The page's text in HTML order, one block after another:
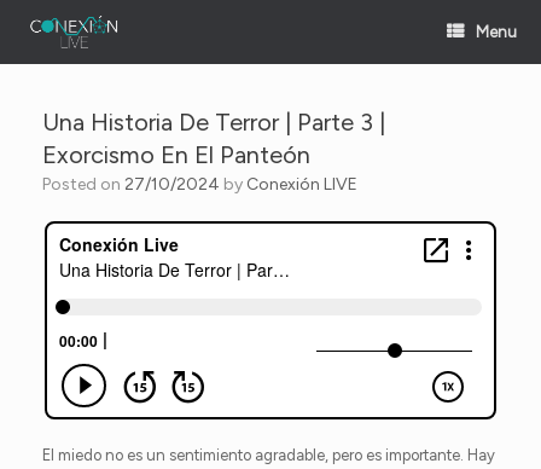
Menu
Una Historia De Terror | Parte 3 |
Exorcismo En El Panteón
Posted on 27/10/2024 by Conexión LIVE
El miedo no es un sentimiento agradable, pero es importante. Hay